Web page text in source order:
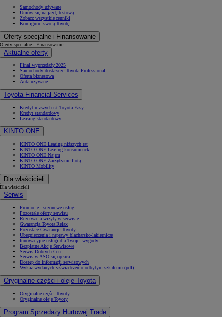
Samochody używane
Umów się na jazdę testową
Zobacz wszystkie cenniki
Konfiguruj swoją Toyotę
Oferty specjalne i Finansowanie
Oferty specjalne i Finansowanie
Aktualne oferty
Finał wyprzedaży 2025
Samochody dostawcze Toyota Professional
Oferta biznesowa
Auta używane
Toyota Financial Services
Kredyt niższych rat Toyota Easy
Kredyt standardowy
Leasing standardowy
KINTO ONE
KINTO ONE Leasing niższych rat
KINTO ONE Leasing konsumencki
KINTO ONE Najem
KINTO ONE Zarządzanie flotą
KINTO Mobility
Dla właścicieli
Dla właścicieli
Serwis
Promocje i sezonowe usługi
Pozostałe oferty serwisu
Rezerwacja wizyty w serwisie
Gwarancja Toyota Relax
Pozostałe Gwarancje Toyoty
Ubezpieczenia i naprawy blacharsko-lakiernicze
Innowacyjne usługi dla Twojej wygody
Bezpłatne Akcje Serwisowe
Serwis Dobrych Cen
Serwis w ASO się opłaca
Dostęp do informacji serwisowych
Wykaz wydanych zaświadczeń o odbytym szkoleniu (pdf)
Oryginalne części i oleje Toyota
Oryginalne części Toyoty
Oryginalne oleje Toyoty
Program Sprzedaży Hurtowej Trade